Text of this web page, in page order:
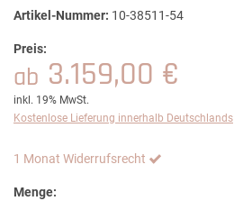
Artikel-Nummer: 10-38511-54
Preis:
ab 3.159,00 €
inkl. 19% MwSt.
Kostenlose Lieferung innerhalb Deutschlands
1 Monat Widerrufsrecht
Menge: